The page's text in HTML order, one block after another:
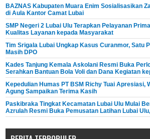
BAZNAS Kabupaten Muara Enim Sosialisasikan
di Aula Kantor Camat Lubai
SMP Negeri 2 Lubai Ulu Terapkan Pelayanan
Kualitas Layanan kepada Masyarakat
Tim Srigala Lubai Ungkap Kasus Curanmor, Satu
Masih DPO
Kades Tanjung Kemala Askolani Resmi Buka
Serahkan Bantuan Bola Voli dan Dana Kegiatan
Kepedulian Humas PT BSM Richy Tuai Apresiasi,
Agung Sampaikan Terima Kasih
Paskibraka Tingkat Kecamatan Lubai Ulu Mulai
Azrulah Resmi Buka Pemusatan Latihan Lubai Ulu,